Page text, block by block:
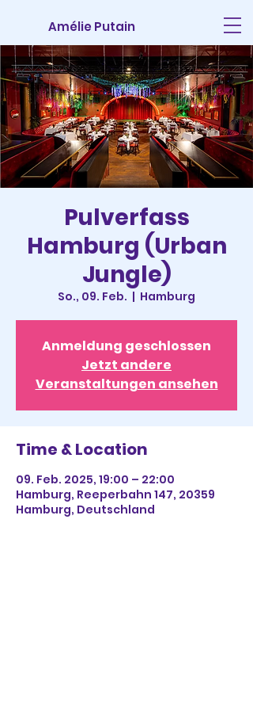
Amélie Putain
Pulverfass
Hamburg (Urban
Jungle)
So., 09. Feb.
  |
Hamburg
Anmeldung geschlossen
Jetzt andere
Veranstaltungen ansehen
Time & Location
09. Feb. 2025, 19:00 – 22:00
Hamburg, Reeperbahn 147, 20359
Hamburg, Deutschland